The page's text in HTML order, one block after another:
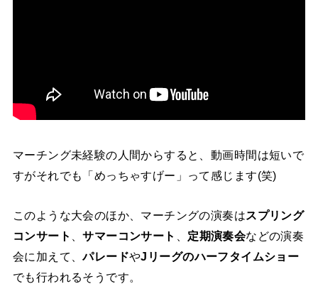
マーチング未経験の人間からすると、動画時間は短いで
すがそれでも「めっちゃすげー」って感じます(笑)
このような大会のほか、マーチングの演奏はスプリング
コンサート
、サマーコンサート 定期演奏会などの演奏
会に加えて、 パレードやJリーグのハーフタイムショー
でも行われるそうです。